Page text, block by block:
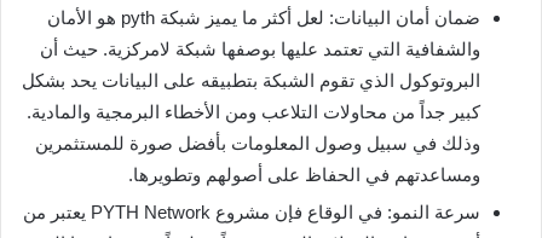
ضمان أمان البيانات: لعل أكثر ما يميز شبكة pyth هو الأمان
والشفافية التي تعتمد عليها بوصفها شبكة لامركزية. حيث أن
البروتوكول الذي تقوم الشبكة بتطبيقه على البيانات يحد بشكل
كبير جداً من محاولات التلاعب ومن الأخطاء البرمجية والمادية.
وذلك في سبيل وصول المعلومات بأفضل صورة للمستثمرين
ومساعدتهم في الحفاظ على أصولهم وتطويرها.
سرعة النمو: في الوقاع فإن مشروع PYTH Network يعتبر من